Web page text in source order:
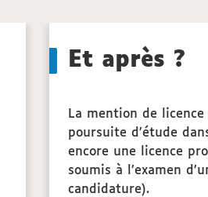
Et après ?
La mention de
poursuite d’étude
encore une licence
soumis à l’examen
candidature).